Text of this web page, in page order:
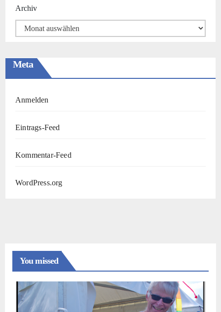
Archiv
Meta
Anmelden
Eintrags-Feed
Kommentar-Feed
WordPress.org
You missed